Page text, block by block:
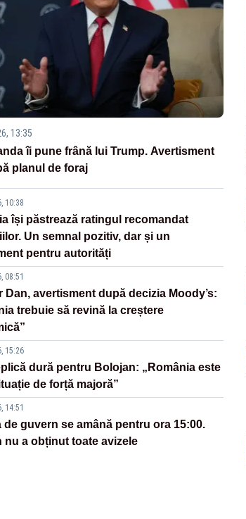
13:35
îi pune frână lui Trump. Avertisment
planul de foraj
10:38
își păstrează ratingul recomandat
Un semnal pozitiv, dar și un
pentru autorități
08:51
Dan, avertisment după decizia Moody’s:
trebuie să revină la creștere
15:26
dură pentru Bolojan: „România este
de forță majoră”
14:51
de guvern se amână pentru ora 15:00.
nu a obținut toate avizele